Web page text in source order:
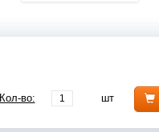
Кол-во: шт